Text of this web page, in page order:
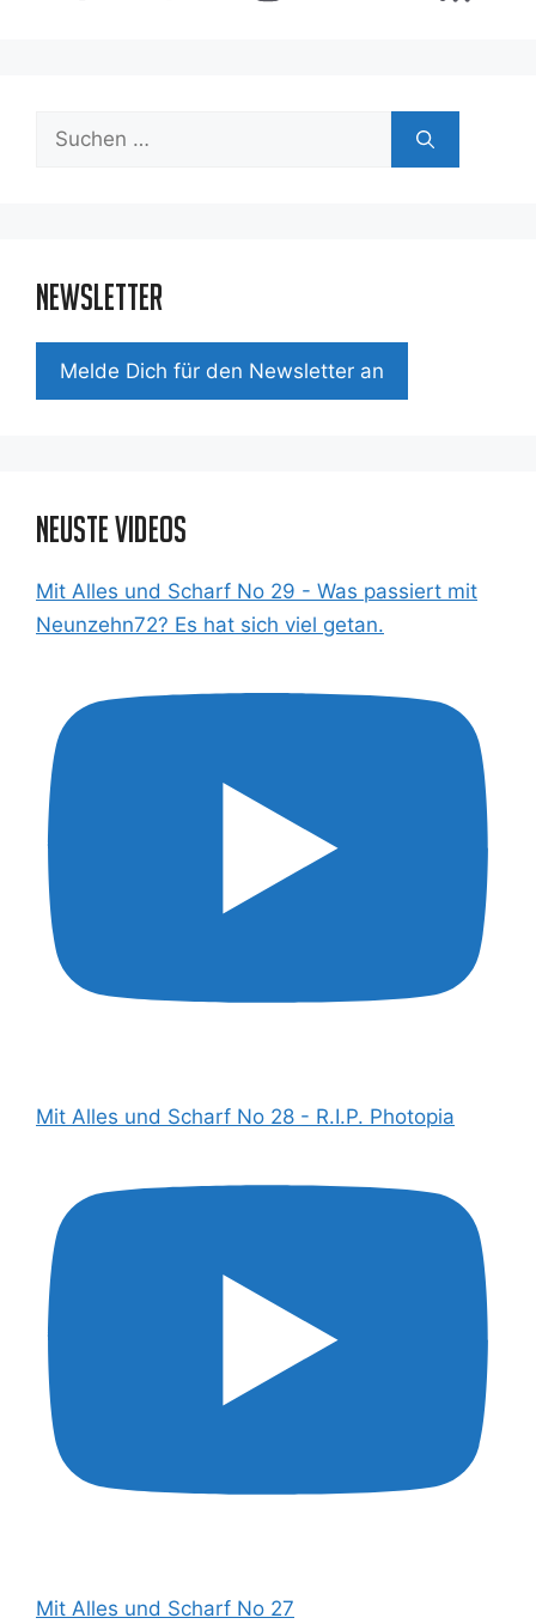
Suchen
Newsletter
Mel­de Dich für den News­let­ter an
Neuste Videos
Mit Alles und Scharf No 29 - Was passiert mit
Neunzehn72? Es hat sich viel getan.
Mit Alles und Scharf No 28 - R.I.P. Photopia
Mit Alles und Scharf No 27